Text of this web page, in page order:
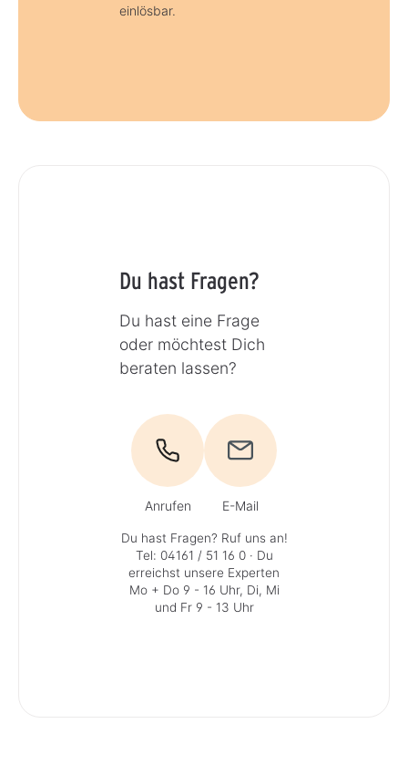
einlösbar.
Du hast Fragen?
Du hast eine Frage
oder möchtest Dich
beraten lassen?
Anrufen E-Mail
Du hast Fragen? Ruf uns an!
Tel: 04161 / 51 16 0· Du
erreichst unsere Experten
Mo + Do 9 - 16 Uhr, Di, Mi
und Fr 9 - 13 Uhr